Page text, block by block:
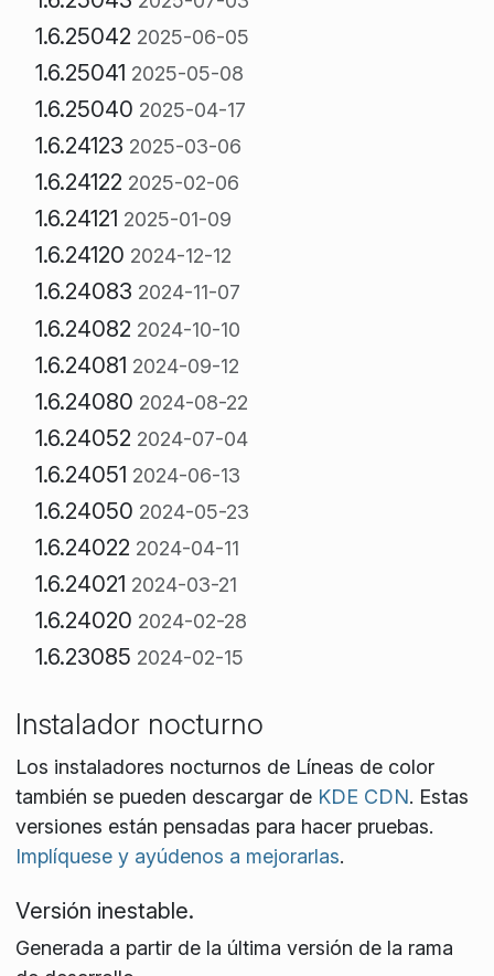
1.6.25042 2025-06-05
1.6.25041 2025-05-08
1.6.25040 2025-04-17
1.6.24123 2025-03-06
1.6.24122 2025-02-06
1.6.24121 2025-01-09
1.6.24120 2024-12-12
1.6.24083 2024-11-07
1.6.24082 2024-10-10
1.6.24081 2024-09-12
1.6.24080 2024-08-22
1.6.24052 2024-07-04
1.6.24051 2024-06-13
1.6.24050 2024-05-23
1.6.24022 2024-04-11
1.6.24021 2024-03-21
1.6.24020 2024-02-28
1.6.23085 2024-02-15
Instalador nocturno
Los instaladores nocturnos de Líneas de color
también se pueden descargar de KDE CDN. Estas
versiones están pensadas para hacer pruebas.
Implíquese y ayúdenos a mejorarlas.
Versión inestable.
Generada a partir de la última versión de la rama